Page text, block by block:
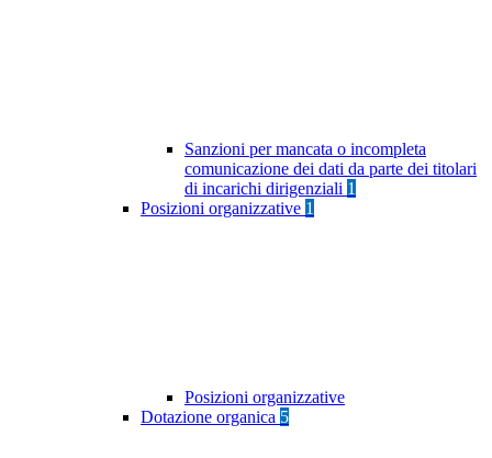
Sanzioni per mancata o incompleta
comunicazione dei dati da parte dei titolari
di incarichi dirigenziali 1
Posizioni organizzative 1
Posizioni organizzative
Dotazione organica 5